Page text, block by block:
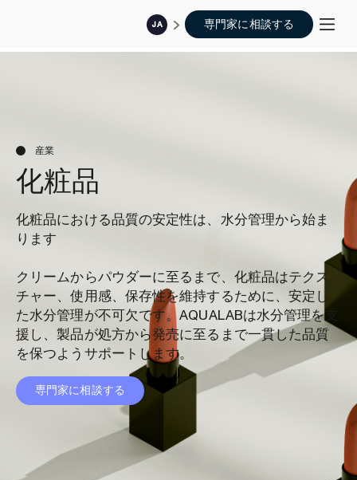
JA 専門家に相談する
産業
化粧品
化粧品における品質の安定性は、水分管理から始ま
ります
クリームからパウダーに至るまで、化粧品はテクス
チャー、使用感、保存性を維持するために、安定し
た水分管理が不可欠です。AQUALABは水分管理を支
援し、製品が処方から発売に至るまで一貫した品質
を保つようサポートします。
専門家に相談する